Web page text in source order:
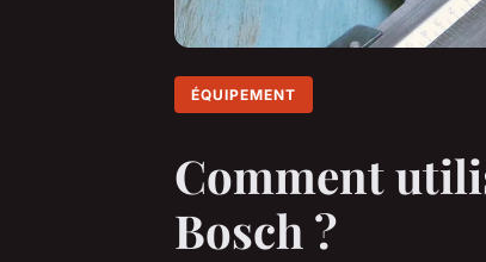
ÉQUIPEMENT
Comment
Bosch ?